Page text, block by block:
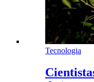
Tecnologia